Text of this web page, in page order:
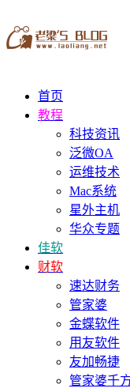
首页
教程
科技资讯
泛微OA
运维技术
Mac系统
星外主机
华众专题
佳软
财软
速达财务
管家婆
金蝶软件
用友软件
友加畅捷
管家婆千